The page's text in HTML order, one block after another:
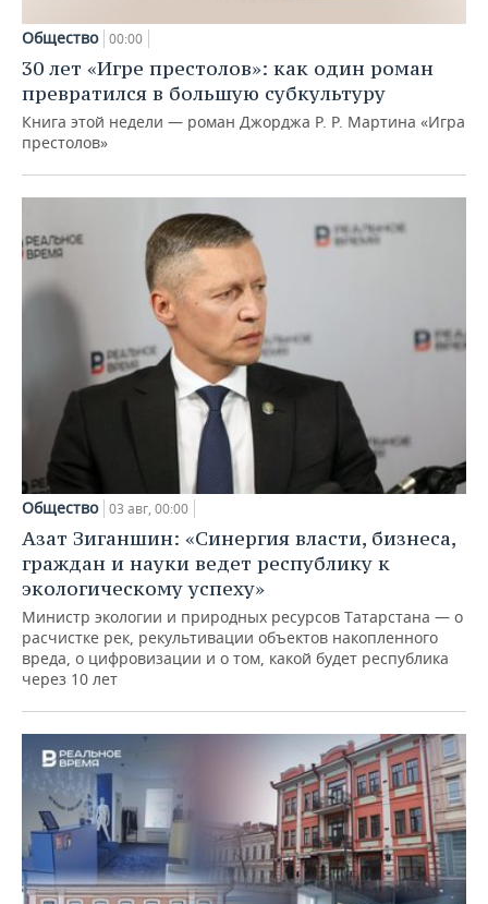
Общество 00:00
30 лет «Игре престолов»: как один роман
превратился в большую субкультуру
Книга этой недели — роман Джорджа Р. Р. Мартина «Игра
престолов»
Общество 03 авг, 00:00
Азат Зиганшин: «Синергия власти, бизнеса,
граждан и науки ведет республику к
экологическому успеху»
Министр экологии и природных ресурсов Татарстана — о
расчистке рек, рекультивации объектов накопленного
вреда, о цифровизации и о том, какой будет республика
через 10 лет